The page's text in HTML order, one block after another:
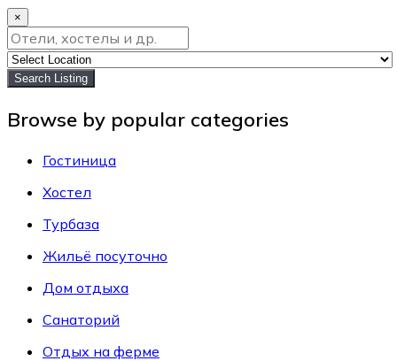
×
Search Listing
Browse by popular categories
Гостиница
Хостел
Турбаза
Жильё посуточно
Дом отдыха
Санаторий
Отдых на ферме